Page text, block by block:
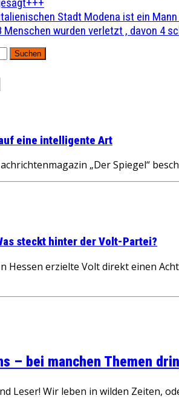
Stadt Modena ist ein
wurden verletzt , davon 4
eine intelligente Art
„Der Spiegel“
steckt hinter der Volt-Partei?
In Hessen erzielte Volt direkt einen
– bei manchen Themen
Leser! Wir leben in wilden Zeiten,